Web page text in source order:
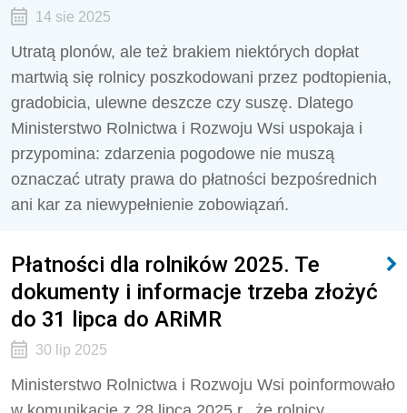
14 sie 2025
Utratą plonów, ale też brakiem niektórych dopłat
martwią się rolnicy poszkodowani przez podtopienia,
gradobicia, ulewne deszcze czy suszę. Dlatego
Ministerstwo Rolnictwa i Rozwoju Wsi uspokaja i
przypomina: zdarzenia pogodowe nie muszą
oznaczać utraty prawa do płatności bezpośrednich
ani kar za niewypełnienie zobowiązań.
Płatności dla rolników 2025. Te
dokumenty i informacje trzeba złożyć
do 31 lipca do ARiMR
30 lip 2025
Ministerstwo Rolnictwa i Rozwoju Wsi poinformowało